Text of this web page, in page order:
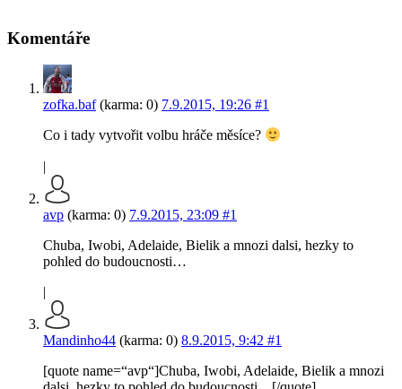
Komentáře
zofka.baf(karma: 0) 7.9.2015, 19:26 #1
Co i tady vytvořit volbu hráče měsíce?
|
avp (karma: 0) 7.9.2015, 23:09 #1
Chuba, Iwobi, Adelaide, Bielik a mnozi dalsi, hezky to
pohled do budoucnosti…
|
Mandinho44 (karma: 0) 8.9.2015, 9:42 #1
[quote name=“avp“]Chuba, Iwobi, Adelaide, Bielik a mnozi